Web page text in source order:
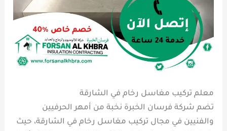
معلم تركيب مغاسل رخام في الشارقة
تضم شركة فرسان الخبرة نخبة من أمهر الحرفيين
والفنيين في مجال تركيب مغاسل رخام في الشارقة، حيث